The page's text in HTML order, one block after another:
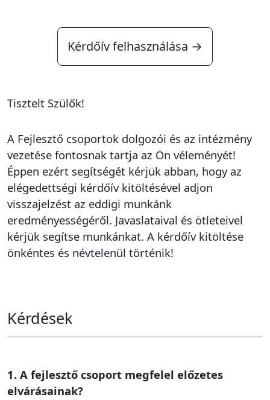
Kérdőív felhasználása →
Tisztelt Szülők!
A Fejlesztő csoportok dolgozói és az intézmény
vezetése fontosnak tartja az Ön véleményét!
Éppen ezért segítségét kérjük abban, hogy az
elégedettségi kérdőív kitöltésével adjon
visszajelzést az eddigi munkánk
eredményességéről. Javaslataival és ötleteivel
kérjük segítse munkánkat. A kérdőív kitöltése
önkéntes és névtelenül történik!
Kérdések
1. A fejlesztő csoport megfelel előzetes
elvárásainak?